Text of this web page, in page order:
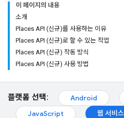
이 페이지의 내용
소개
Places API (신규)를 사용하는 이유
Places API (신규)로 할 수 있는 작업
Places API (신규) 작동 방식
Places API (신규) 사용 방법
플랫폼 선택: Android
JavaScript
웹 서비스